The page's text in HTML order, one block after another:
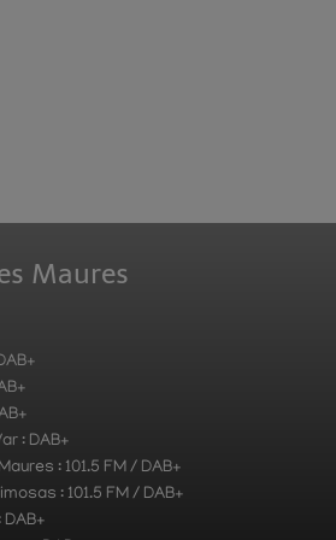
Maures
: DAB+
: 101.5 FM / DAB+
: 101.5 FM / DAB+